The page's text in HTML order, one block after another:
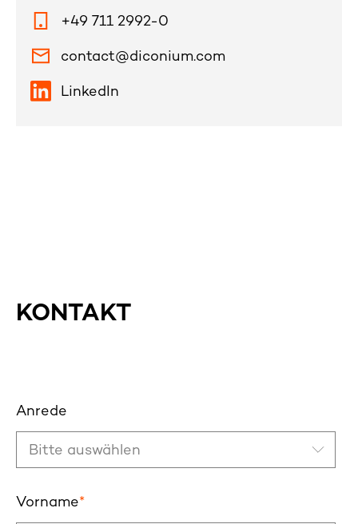
+49 711 2992-0
contact@diconium.com
LinkedIn
KONTAKT
Anrede
Vorname*